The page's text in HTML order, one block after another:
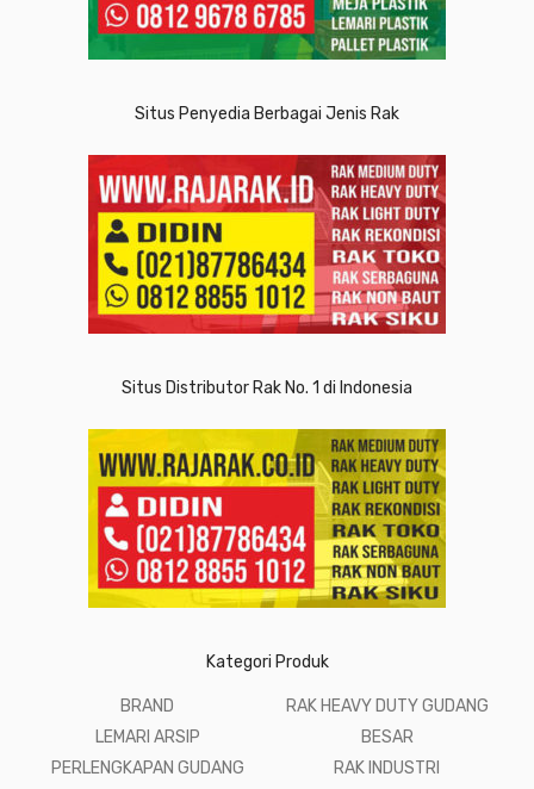
Situs Penyedia Berbagai Jenis Rak
Situs Distributor Rak No. 1 di Indonesia
Kategori Produk
BRAND
LEMARI ARSIP
PERLENGKAPAN GUDANG
RAK HEAVY DUTY GUDANG
BESAR
RAK INDUSTRI